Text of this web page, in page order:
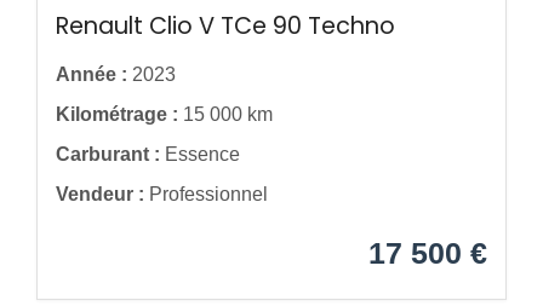
Renault Clio V TCe 90 Techno
Année : 2023
Kilométrage : 15 000 km
Carburant : Essence
Vendeur : Professionnel
17 500 €